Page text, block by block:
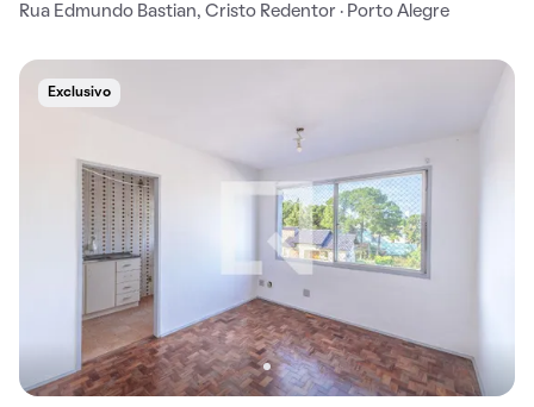
Rua Edmundo Bastian, Cristo Redentor · Porto Alegre
Exclusivo